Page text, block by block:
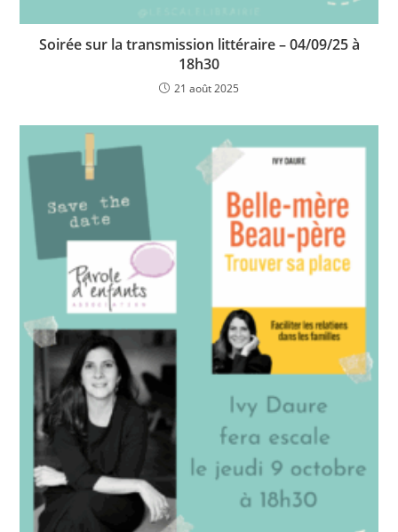
Soirée sur la transmission littéraire – 04/09/25 à
18h30
21 août 2025